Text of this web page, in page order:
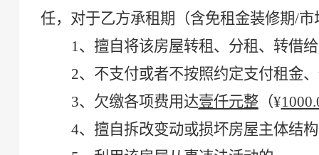
任，对于乙方承租期 （含免租金装修期/市
1、擅自将该房屋转租、 分租 、 转借
2、不支付或者不按照约定支付租金、
3、欠缴各项费用达壹仟元整（¥
4、擅自拆改变动或损坏房屋主体结构